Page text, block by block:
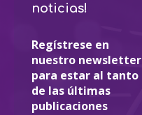
noticias!
Regístrese en
nuestro newsletter
para estar al tanto
de las últimas
publicaciones